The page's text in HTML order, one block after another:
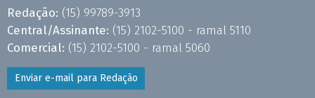
Redação: (15) 99789-3913
Central/Assinante: (15) 2102-5100 - ramal 5110
Comercial: (15) 2102-5100 - ramal 5060
Enviar e-mail para Redação